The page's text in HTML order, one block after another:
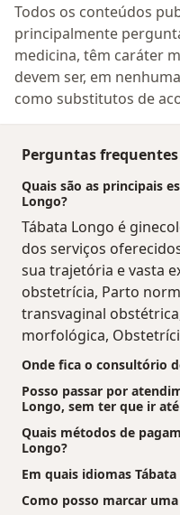
Todos os conteúdos
principalmente
medicina, têm caráter
devem ser, em
como substitutos de
Perguntas frequentes
Quais são as principais
Longo?
Tábata Longo é
dos serviços
sua trajetória e vasta
obstetrícia, Parto
transvaginal
morfológica,
Onde fica o consultório
Posso passar por
Longo, sem ter que ir
Quais métodos de
Longo?
Em quais idiomas
Como posso marcar